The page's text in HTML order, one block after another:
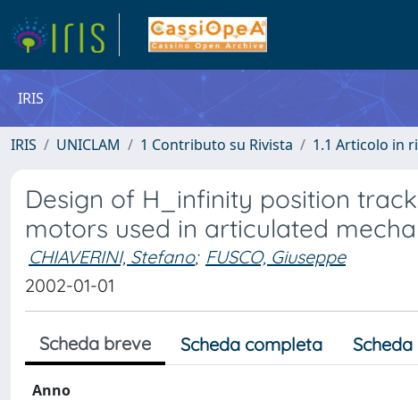
IRIS
IRIS UNICLAM 1 Contributo su Rivista 1.1 Articolo in
Design of H_infinity position
motors used in articulated
CHIAVERINI, Stefano; FUSCO, Giuseppe
2002-01-01
Scheda breve Scheda completa
Anno